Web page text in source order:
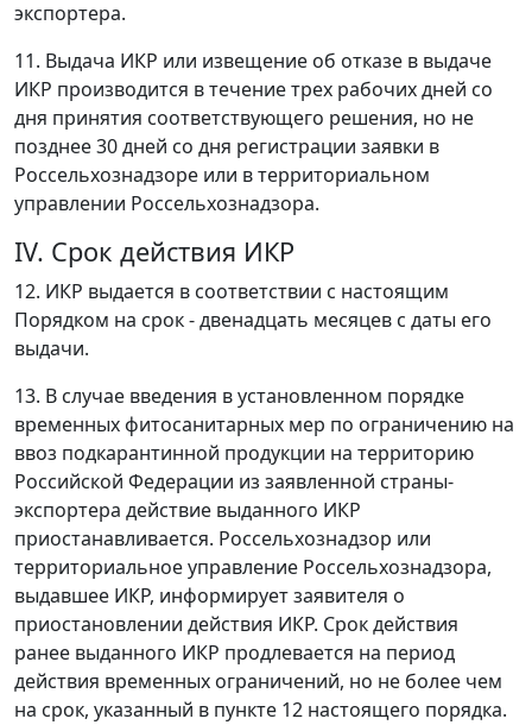
экспортера.
11. Выдача ИКР или извещение об отказе в выдаче
ИКР производится в течение трех рабочих дней со
дня принятия соответствующего решения, но не
позднее 30 дней со дня регистрации заявки в
Россельхознадзоре или в территориальном
управлении Россельхознадзора.
IV. Срок действия ИКР
12. ИКР выдается в соответствии с настоящим
Порядком на срок - двенадцать месяцев с даты его
выдачи.
13. В случае введения в установленном порядке
временных фитосанитарных мер по ограничению на
ввоз подкарантинной продукции на территорию
Российской Федерации из заявленной страны-
экспортера действие выданного ИКР
приостанавливается. Россельхознадзор или
территориальное управление Россельхознадзора,
выдавшее ИКР, информирует заявителя о
приостановлении действия ИКР. Срок действия
ранее выданного ИКР продлевается на период
действия временных ограничений, но не более чем
на срок, указанный в пункте 12 настоящего порядка.